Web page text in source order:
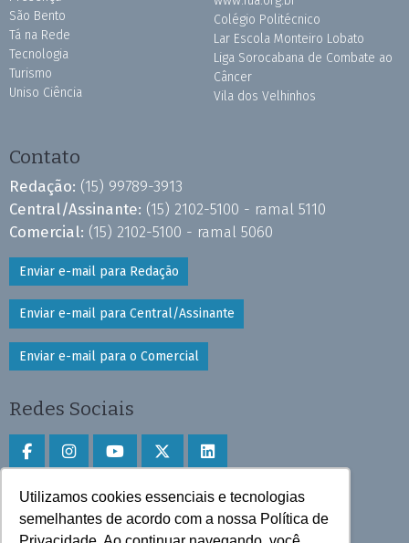
Utilizamos cookies essenciais e tecnologias
semelhantes de acordo com a nossa Política de
São Bento
Tá na Rede
Tecnologia
Turismo
Uniso Ciência
Colégio Politécnico
Lar Escola Monteiro Lobato
Liga Sorocabana de Combate ao
Câncer
Vila dos Velhinhos
Contato
Redação: (15) 99789-3913
Central/Assinante: (15) 2102-5100 - ramal 5110
Comercial: (15) 2102-5100 - ramal 5060
Enviar e-mail para Redação
Enviar e-mail para Central/Assinante
Enviar e-mail para o Comercial
Redes Sociais
Faça download do aplicativo